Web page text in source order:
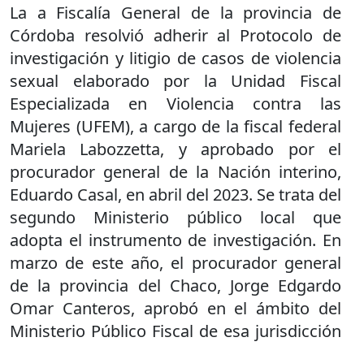
La a Fiscalía General de la provincia de
Córdoba resolvió adherir al Protocolo de
investigación y litigio de casos de violencia
sexual elaborado por la Unidad Fiscal
Especializada en Violencia contra las
Mujeres (UFEM), a cargo de la fiscal federal
Mariela Labozzetta, y aprobado por el
procurador general de la Nación interino,
Eduardo Casal, en abril del 2023. Se trata del
segundo Ministerio público local que
adopta el instrumento de investigación. En
marzo de este año, el procurador general
de la provincia del Chaco, Jorge Edgardo
Omar Canteros, aprobó en el ámbito del
Ministerio Público Fiscal de esa jurisdicción